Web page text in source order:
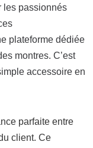
les passionnés
plateforme dédiée
montres. C’est
accessoire en
parfaite entre
client. Ce